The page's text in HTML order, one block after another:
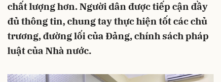
chất lượng hơn. Người dân được tiếp cận đầy
đủ thông tin, chung tay thực hiện tốt các chủ
trương, đường lối của Đảng, chính sách pháp
luật của Nhà nước.